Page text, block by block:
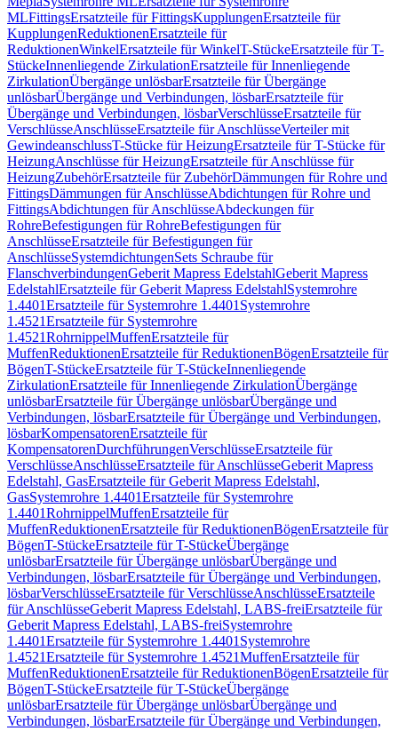
MLFittingsErsatzteile für FittingsKupplungenErsatzteile für
KupplungenReduktionenErsatzteile für
ReduktionenWinkelErsatzteile für WinkelT-StückeErsatzteile für T-
StückeInnenliegende ZirkulationErsatzteile für Innenliegende
ZirkulationÜbergänge unlösbarErsatzteile für Übergänge
unlösbarÜbergänge und Verbindungen, lösbarErsatzteile für
Übergänge und Verbindungen, lösbarVerschlüsseErsatzteile für
VerschlüsseAnschlüsseErsatzteile für AnschlüsseVerteiler mit
GewindeanschlussT-Stücke für HeizungErsatzteile für T-Stücke für
HeizungAnschlüsse für HeizungErsatzteile für Anschlüsse für
HeizungZubehörErsatzteile für ZubehörDämmungen für Rohre und
FittingsDämmungen für AnschlüsseAbdichtungen für Rohre und
FittingsAbdichtungen für AnschlüsseAbdeckungen für
RohreBefestigungen für RohreBefestigungen für
AnschlüsseErsatzteile für Befestigungen für
AnschlüsseSystemdichtungenSets Schraube für
FlanschverbindungenGeberit Mapress EdelstahlGeberit Mapress
EdelstahlErsatzteile für Geberit Mapress EdelstahlSystemrohre
1.4401Ersatzteile für Systemrohre 1.4401 Systemrohre
1.4521Ersatzteile für Systemrohre
1.4521RohrnippelMuffenErsatzteile für
MuffenReduktionenErsatzteile für ReduktionenBögenErsatzteile für
BögenT-StückeErsatzteile für T-StückeInnenliegende
ZirkulationErsatzteile für Innenliegende ZirkulationÜbergänge
unlösbarErsatzteile für Übergänge unlösbarÜbergänge und
Verbindungen, lösbarErsatzteile für Übergänge und Verbindungen,
lösbarKompensatorenErsatzteile für
KompensatorenDurchführungenVerschlüsseErsatzteile für
VerschlüsseAnschlüsseErsatzteile für AnschlüsseGeberit Mapress
Edelstahl, GasErsatzteile für Geberit Mapress Edelstahl,
GasSystemrohre 1.4401Ersatzteile für Systemrohre
1.4401RohrnippelMuffenErsatzteile für
MuffenReduktionenErsatzteile für ReduktionenBögenErsatzteile für
BögenT-StückeErsatzteile für T-StückeÜbergänge
unlösbarErsatzteile für Übergänge unlösbarÜbergänge und
Verbindungen, lösbarErsatzteile für Übergänge und Verbindungen,
lösbarVerschlüsseErsatzteile für VerschlüsseAnschlüsseErsatzteile
für AnschlüsseGeberit Mapress Edelstahl, LABS-freiErsatzteile für
Geberit Mapress Edelstahl, LABS-freiSystemrohre
1.4401Ersatzteile für Systemrohre 1.4401 Systemrohre
1.4521Ersatzteile für Systemrohre 1.4521MuffenErsatzteile für
MuffenReduktionenErsatzteile für ReduktionenBögenErsatzteile für
BögenT-StückeErsatzteile für T-StückeÜbergänge
unlösbarErsatzteile für Übergänge unlösbarÜbergänge und
Verbindungen, lösbarErsatzteile für Übergänge und Verbindungen,